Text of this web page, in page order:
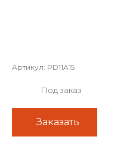
Артикул: PD11A15
Под заказ
Заказать